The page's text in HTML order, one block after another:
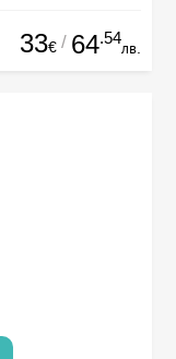
33€ / 64.54
лв.